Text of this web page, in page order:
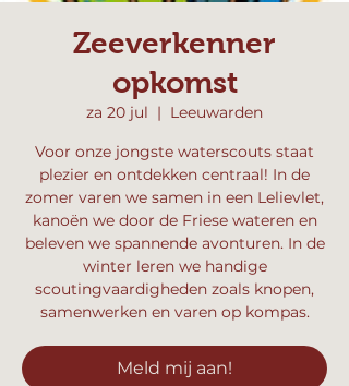
Zeeverkenner
opkomst
za 20 jul
  |
Leeuwarden
Voor onze jongste waterscouts staat
plezier en ontdekken centraal! In de
zomer varen we samen in een Lelievlet,
kanoën we door de Friese wateren en
beleven we spannende avonturen. In de
winter leren we handige
scoutingvaardigheden zoals knopen,
samenwerken en varen op kompas.
Meld mij aan!